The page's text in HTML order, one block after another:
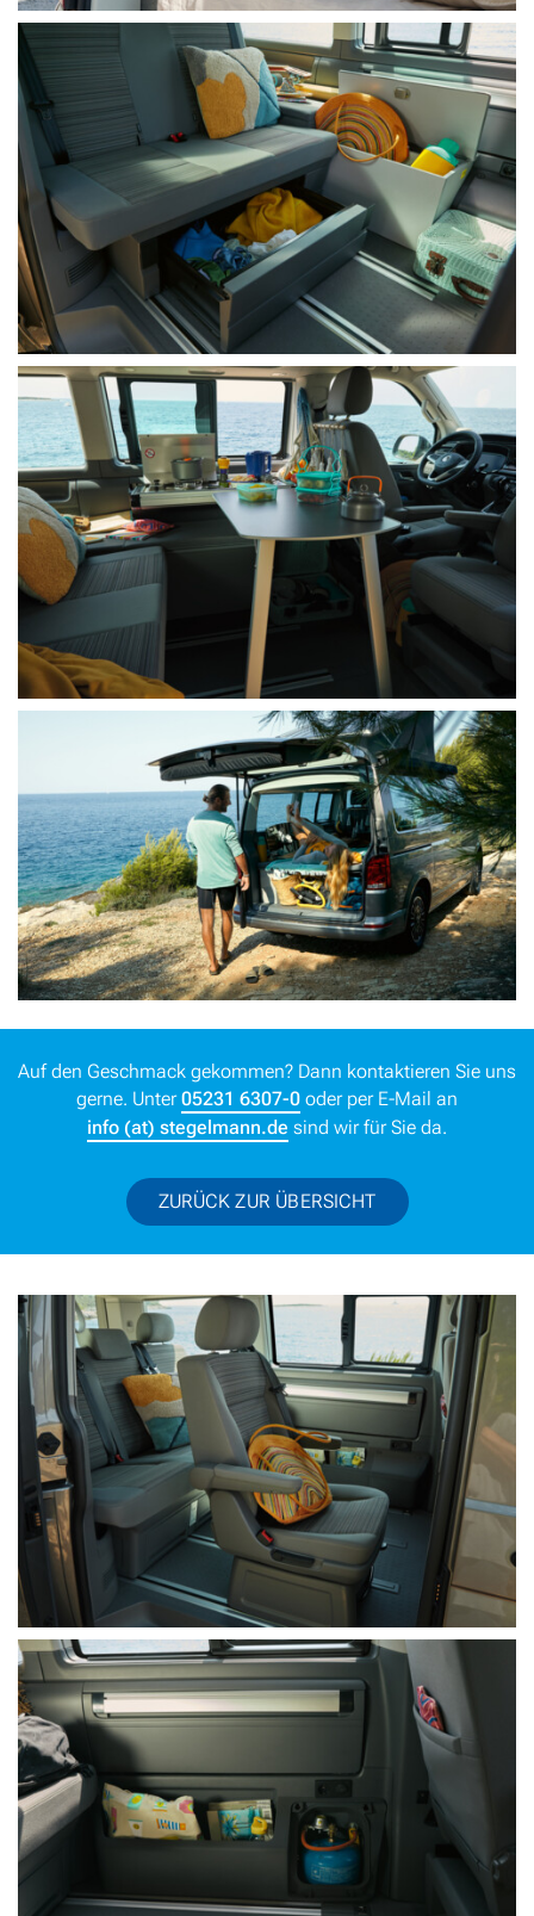
Auf den Geschmack gekommen? Dann kontaktieren Sie uns
gerne. Unter05231 6307-0 oder per E-Mail an
info (at) stegelmann.de sind wir für Sie da.
ZURÜCK ZUR ÜBERSICHT